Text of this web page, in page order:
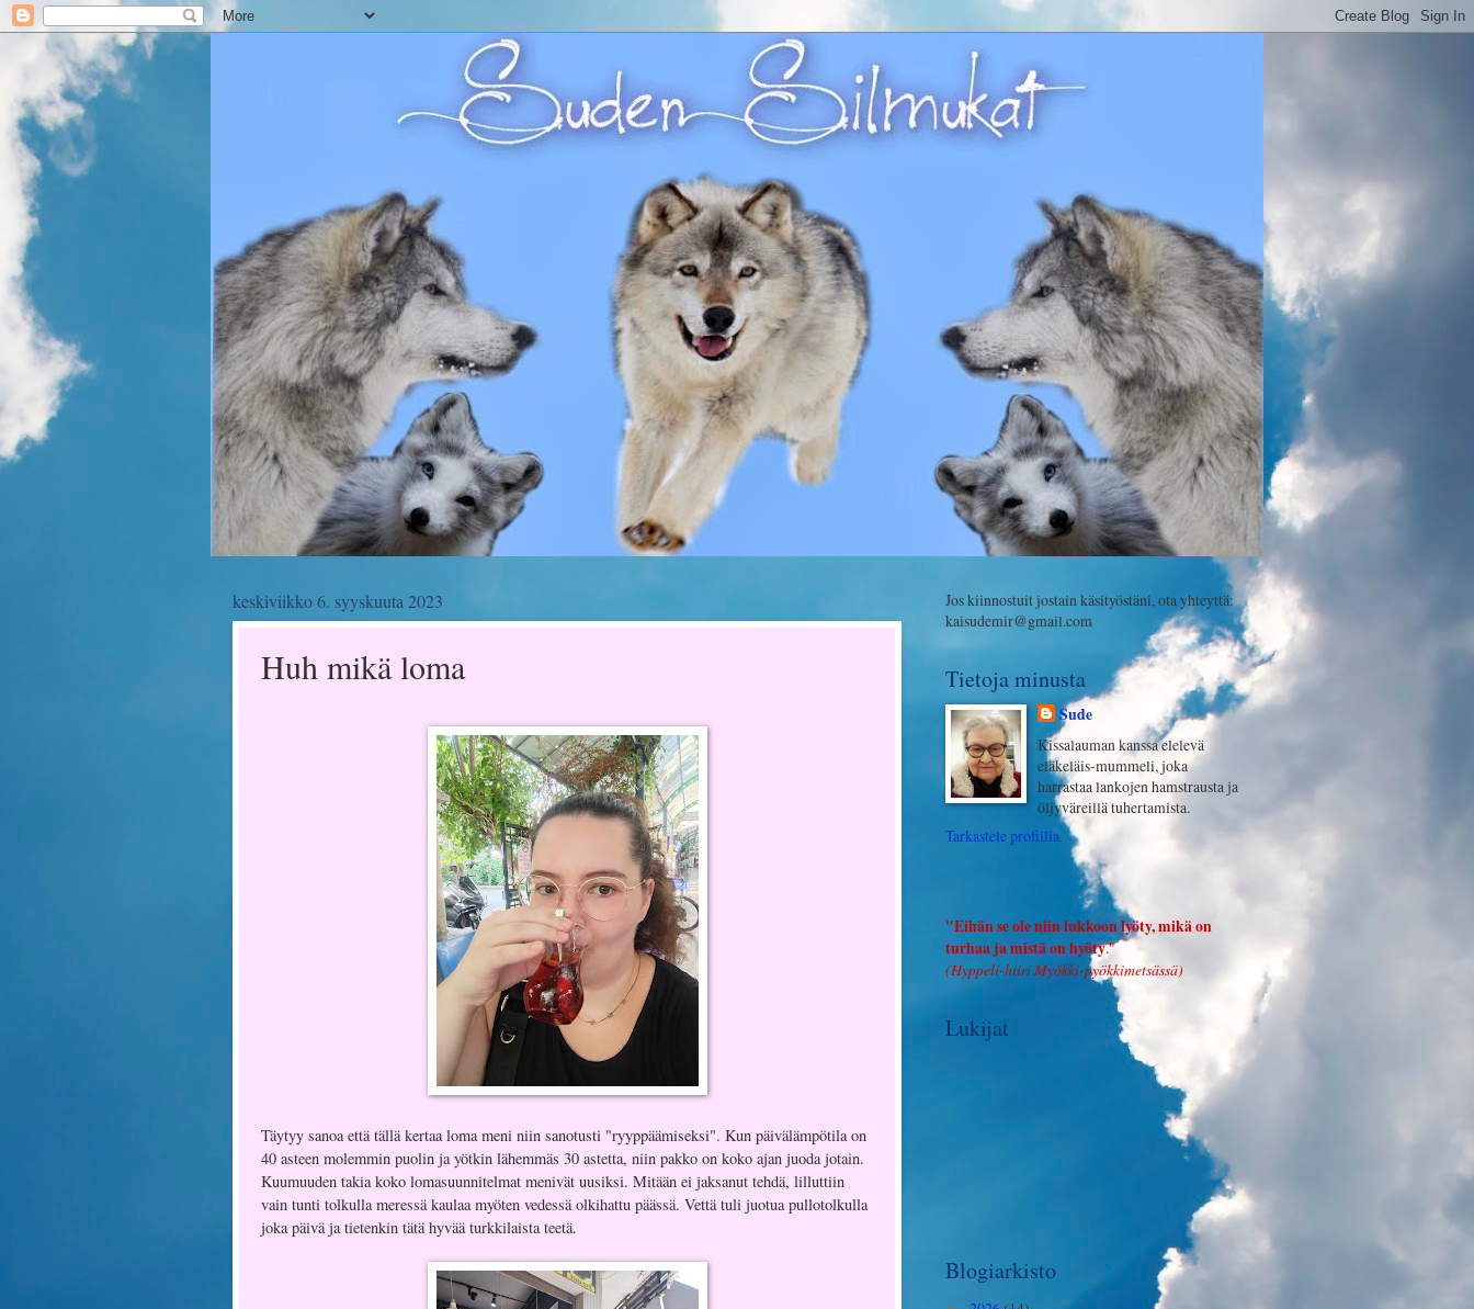
keskiviikko 6. syyskuuta 2023
Huh mikä loma
Täytyy sanoa että tällä kertaa loma meni niin sanotusti "ryyppäämiseksi". Kun päivälämpötila on
40 asteen molemmin puolin ja yötkin lähemmäs 30 astetta, niin pakko on koko ajan juoda jotain.
Kuumuuden takia koko lomasuunnitelmat menivät uusiksi. Mitään ei jaksanut tehdä, lilluttiin
vain tunti tolkulla meressä kaulaa myöten vedessä olkihattu päässä. Vettä tuli juotua pullotolkulla
joka päivä ja tietenkin tätä hyvää turkkilaista teetä.
Jos kiinnostuit jostain käsityöstäni, ota yhteyttä:
kaisudemir@gmail.com
Tietoja minusta
Sude
Kissalauman kanssa elelevä
eläkeläis-mummeli, joka
harrastaa lankojen hamstrausta ja
öljyväreillä tuhertamista.
Tarkastele profiilia
"Eihän se ole niin lukkoon lyöty, mikä on
turhaa ja mistä on hyöty."
(Hyppeli-hiiri Myökki-pyökkimetsässä)
Lukijat
Blogiarkisto